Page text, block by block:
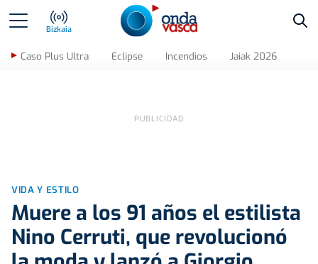
Bizkaia
Caso Plus Ultra Eclipse Incendios Jaiak 2026
VIDA Y ESTILO
Muere a los 91 años el estilista
Nino Cerruti, que revolucionó